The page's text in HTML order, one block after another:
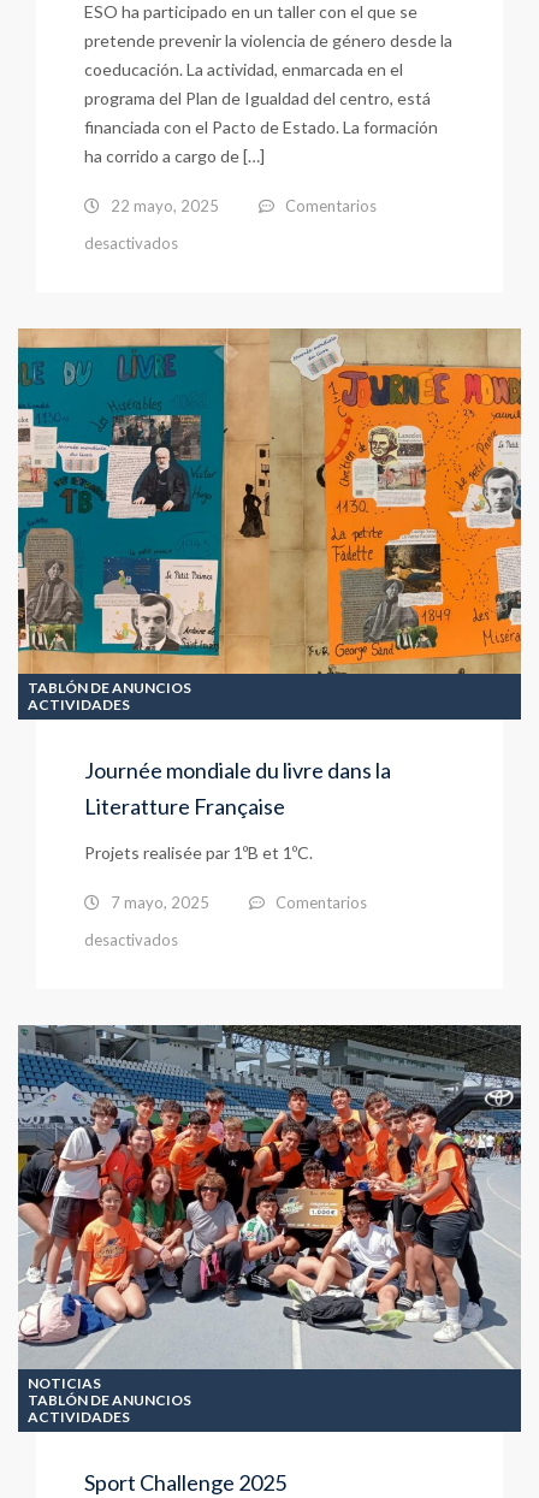
ESO ha participado en un taller con el que se
pretende prevenir la violencia de género desde la
coeducación. La actividad, enmarcada en el
programa del Plan de Igualdad del centro, está
financiada con el Pacto de Estado. La formación
ha corrido a cargo de […]
22 mayo, 2025
Comentarios
desactivados
Violencia
Género
desde
la
Coeducación
TABLÓN DE ANUNCIOS
ACTIVIDADES
Journée mondiale du livre dans la
Literatture Française
Projets realisée par 1ºB et 1ºC.
7 mayo, 2025
Comentarios
desactivados
du
livre
dans
la
Literatture
Française
NOTICIAS
TABLÓN DE ANUNCIOS
ACTIVIDADES
Sport Challenge 2025